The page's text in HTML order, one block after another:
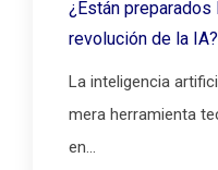
¿Están
revolución de la IA?
La inteligencia
mera herramienta
en...